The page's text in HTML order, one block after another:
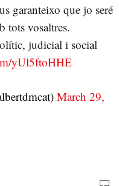
garanteixo que jo seré
tots vosaltres.
judicial i social
yUl5ftoHHE
March 29,